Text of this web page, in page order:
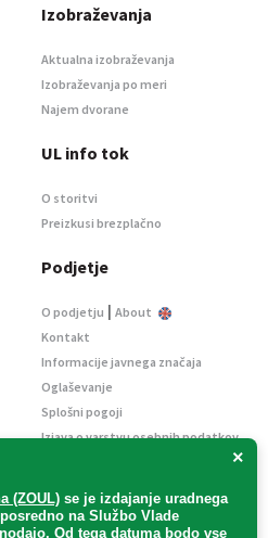
×
(ZOUL) se je izdajanje uradnega
na Službo Vlade
. Od tega datuma bodo vse
Izobraževanja
Aktualna izobraževanja
Izobraževanja po meri
Najem dvorane
UL info tok
O storitvi
Preizkusi brezplačno
Podjetje
O podjetju | About
Kontakt
Informacije javnega značaja
Oglaševanje
Splošni pogoji
Izjava o varstvu osebnih podatkov